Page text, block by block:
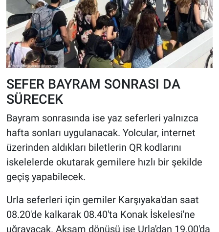
SEFER BAYRAM SONRASI DA
SÜRECEK
Bayram sonrasında ise yaz seferleri yalnızca
hafta sonları uygulanacak. Yolcular, internet
üzerinden aldıkları biletlerin QR kodlarını
iskelelerde okutarak gemilere hızlı bir şekilde
geçiş yapabilecek.
Urla seferleri için gemiler Karşıyaka'dan saat
08.20'de kalkarak 08.40'ta Konak İskelesi'ne
uğrayacak. Akşam dönüşü ise Urla'dan 19.00'da